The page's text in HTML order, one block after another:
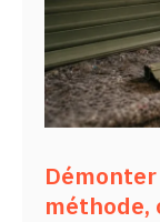
méthode,